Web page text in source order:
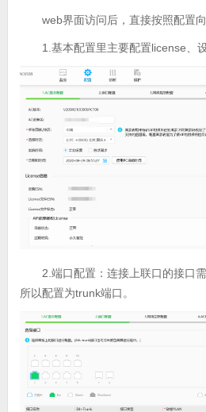
web界面访问后，直接按照配置
1.基本配置里主要配置license、
2.端口配置：连接上联口的接口
所以配置为trunk端口。